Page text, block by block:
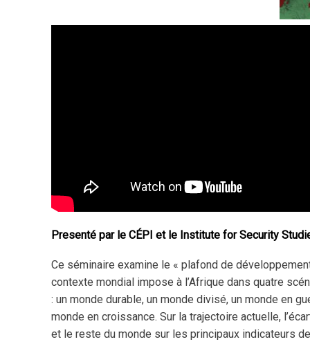
Presenté par le CÉPI et le Institute for Security
Ce séminaire examine le « plafond de
contexte mondial impose à l’Afrique dans quatre
: un monde durable, un monde divisé, un monde en
monde en croissance. Sur la trajectoire actuelle,
et le reste du monde sur les principaux indicateurs de